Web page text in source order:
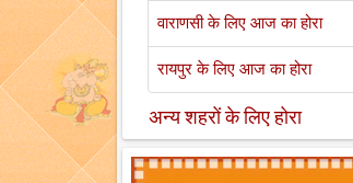
वाराणसी के लिए आज का होरा
रायपुर के लिए आज का होरा
अन्य शहरों के लिए होरा